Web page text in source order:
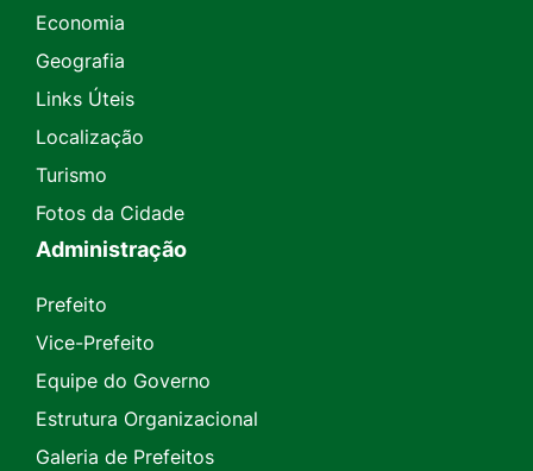
Economia
Geografia
Links Úteis
Localização
Turismo
Fotos da Cidade
Administração
Prefeito
Vice-Prefeito
Equipe do Governo
Estrutura Organizacional
Galeria de Prefeitos